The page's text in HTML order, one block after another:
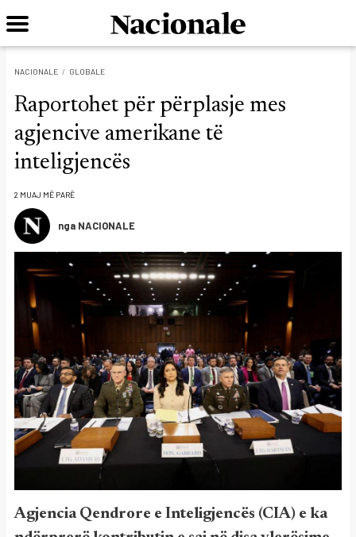
NACIONALE GLOBALE
Raportohet për përplasje mes
agjencive amerikane të
inteligjencës
2 MUAJ MË PARË
nga NACIONALE
Agjencia Qendrore e Inteligjencës (CIA) e ka